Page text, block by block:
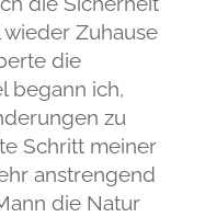
Zuhause
die
begann ich,
zu
Schritt meiner
anstrengend
die Natur